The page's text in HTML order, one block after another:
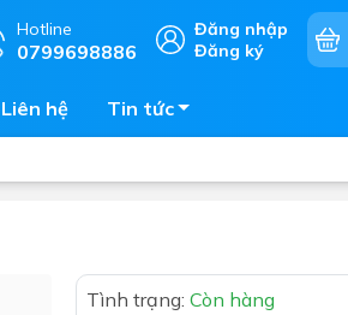
Hotline
0799698886
Đăng nhập
Đăng ký
Bếp điện - bếp từ âm bàn
Liên hệ Tin tức
Tình trạng: Còn hàng